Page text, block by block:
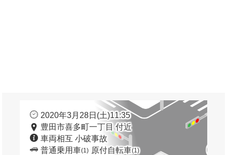
2020年3月28日(土)11:35
豊田市喜多町一丁目 付近
車両相互 小破事故
普通乗用車(1) 原付自転車(1)